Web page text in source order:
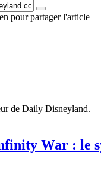
pour partager l'article
de Daily Disneyland.
War : le